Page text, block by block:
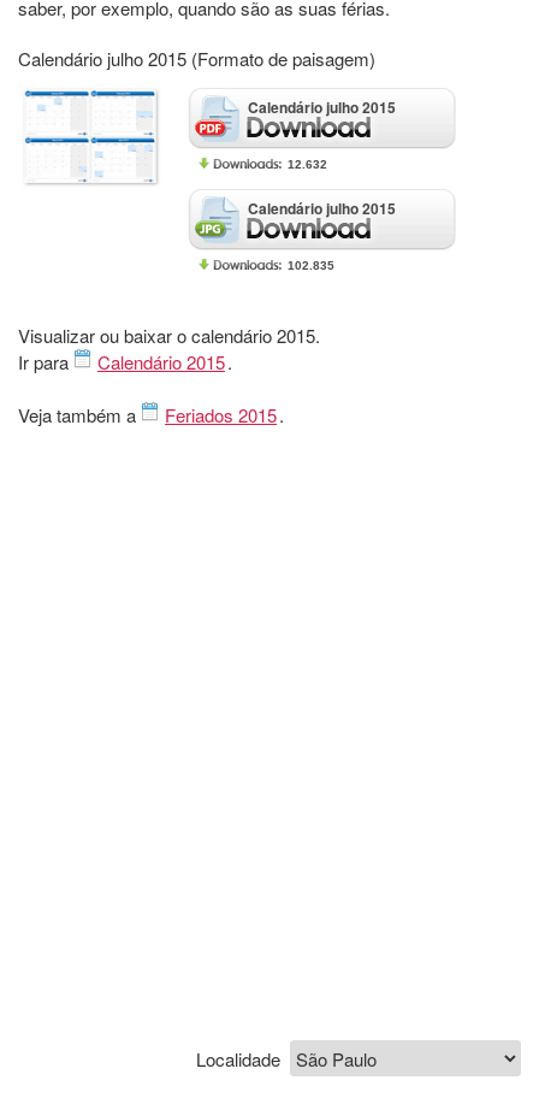
saber, por exemplo, quando são as suas férias.
Calendário julho 2015 (Formato de paisagem)
Calendário julho 2015
12.632
Calendário julho 2015
102.835
Visualizar ou baixar o calendário 2015.
Ir para
Calendário 2015.
Veja também a Feriados 2015.
Localidade